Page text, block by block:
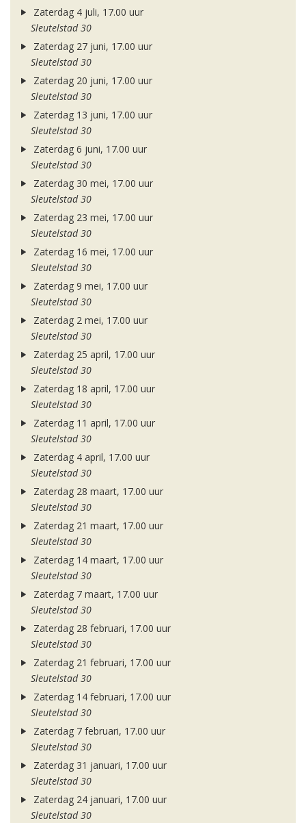
Zaterdag 4 juli, 17.00 uur
Sleutelstad 30
Zaterdag 27 juni, 17.00 uur
Sleutelstad 30
Zaterdag 20 juni, 17.00 uur
Sleutelstad 30
Zaterdag 13 juni, 17.00 uur
Sleutelstad 30
Zaterdag 6 juni, 17.00 uur
Sleutelstad 30
Zaterdag 30 mei, 17.00 uur
Sleutelstad 30
Zaterdag 23 mei, 17.00 uur
Sleutelstad 30
Zaterdag 16 mei, 17.00 uur
Sleutelstad 30
Zaterdag 9 mei, 17.00 uur
Sleutelstad 30
Zaterdag 2 mei, 17.00 uur
Sleutelstad 30
Zaterdag 25 april, 17.00 uur
Sleutelstad 30
Zaterdag 18 april, 17.00 uur
Sleutelstad 30
Zaterdag 11 april, 17.00 uur
Sleutelstad 30
Zaterdag 4 april, 17.00 uur
Sleutelstad 30
Zaterdag 28 maart, 17.00 uur
Sleutelstad 30
Zaterdag 21 maart, 17.00 uur
Sleutelstad 30
Zaterdag 14 maart, 17.00 uur
Sleutelstad 30
Zaterdag 7 maart, 17.00 uur
Sleutelstad 30
Zaterdag 28 februari, 17.00 uur
Sleutelstad 30
Zaterdag 21 februari, 17.00 uur
Sleutelstad 30
Zaterdag 14 februari, 17.00 uur
Sleutelstad 30
Zaterdag 7 februari, 17.00 uur
Sleutelstad 30
Zaterdag 31 januari, 17.00 uur
Sleutelstad 30
Zaterdag 24 januari, 17.00 uur
Sleutelstad 30